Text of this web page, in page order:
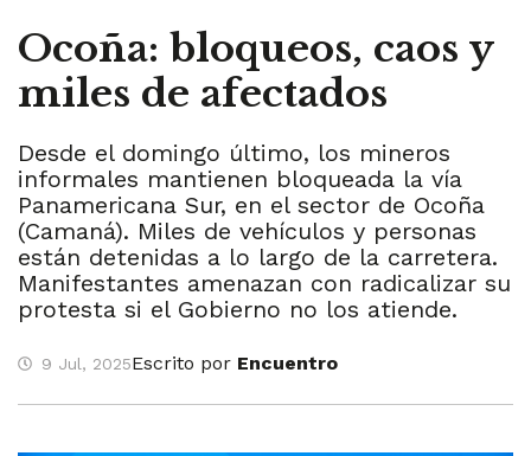
Ocoña: bloqueos, caos y
miles de afectados
Desde el domingo último, los mineros
informales mantienen bloqueada la vía
Panamericana Sur, en el sector de Ocoña
(Camaná). Miles de vehículos y personas
están detenidas a lo largo de la carretera.
Manifestantes amenazan con radicalizar su
protesta si el Gobierno no los atiende.
9 Jul, 2025Escrito por Encuentro